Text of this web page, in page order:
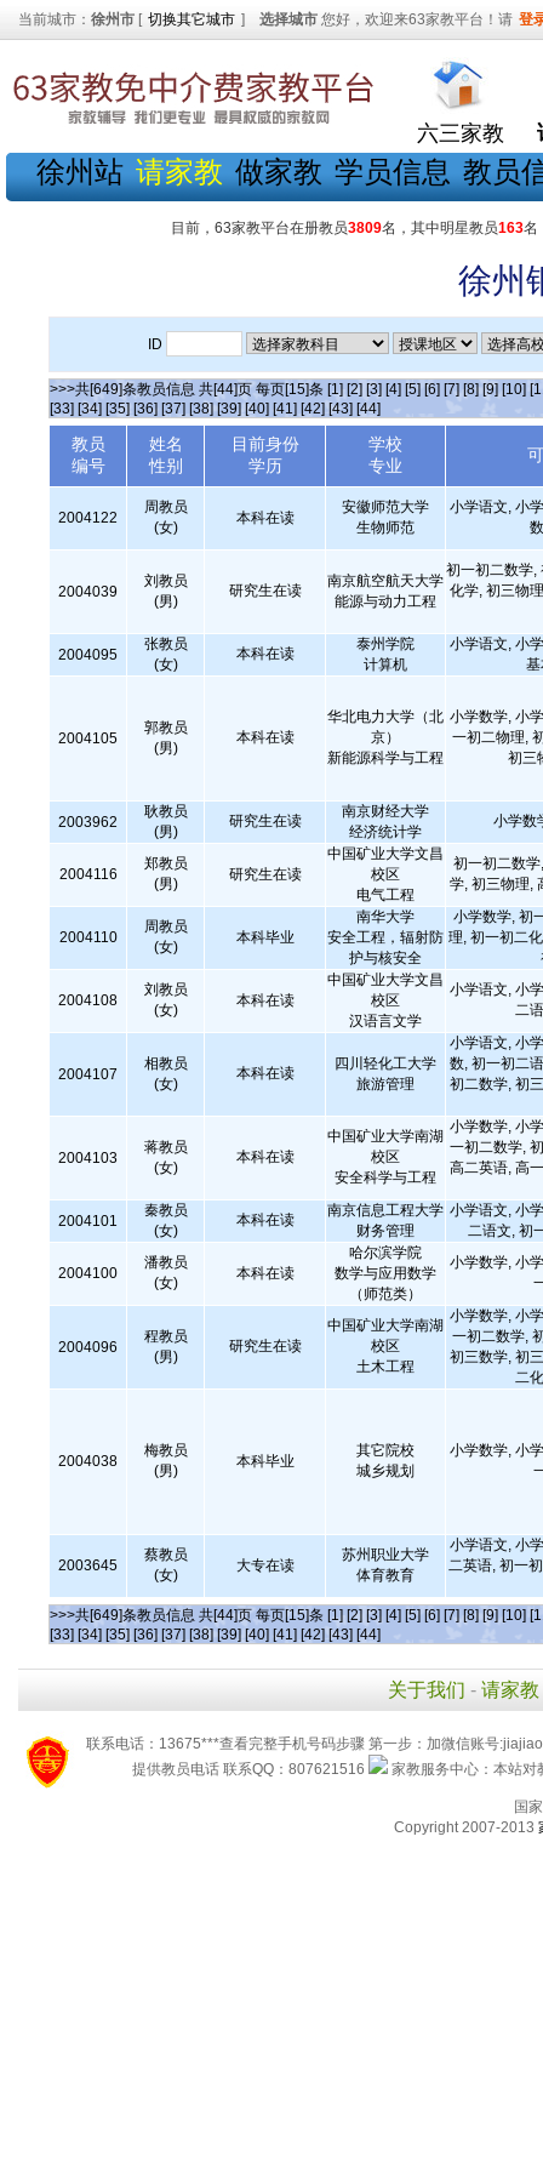
当前城市： 徐州市 [ 切换其它城市 ] 选择城市 您好，欢迎来63家教平台！请 登
六三家教
徐州站 请家教 做家教 学员信息 教员
目前，63家教平台在册教员3809名，其中明星教员163名
徐州
ID
>>>共[649]条教员信息 共[44]页 每页[15]条 [1] [2] [3] [4] [5] [6] [7] [8] [9] [10]
[33] [34] [35] [36] [37] [38] [39] [40] [41] [42] [43] [44]
教员
编号
姓名
性别
目前身份
学历
学校
专业
2004122
周教员
(女)
本科在读
安徽师范大学
生物师范
小学语文, 小
2004039
刘教员
(男)
研究生在读
南京航空航天大学
能源与动力工程
初一初二数学,
化学, 初三物
2004095
张教员
(女)
本科在读
泰州学院
计算机
小学语文, 小
2004105
郭教员
(男)
本科在读
华北电力大学（北
京）
新能源科学与工程
小学数学, 小
一初二物理,
初三
2003962
耿教员
(男)
研究生在读
南京财经大学
经济统计学
小学数
2004116
郑教员
(男)
研究生在读
中国矿业大学文昌
校区
电气工程
初一初二数
学, 初三物理,
2004110
周教员
(女)
本科毕业
南华大学
安全工程，辐射防
护与核安全
小学数学, 初
理, 初一初二
2004108
刘教员
(女)
本科在读
中国矿业大学文昌
校区
汉语言文学
小学语文, 小
二
2004107
相教员
(女)
本科在读
四川轻化工大学
旅游管理
小学语文, 小
数, 初一初二
初二数学, 初
2004103
蒋教员
(女)
本科在读
中国矿业大学南湖
校区
安全科学与工程
小学数学, 小
一初二数学,
高二英语, 高
2004101
秦教员
(女)
本科在读
南京信息工程大学
财务管理
小学语文, 小
二语文, 初
2004100
潘教员
(女)
本科在读
哈尔滨学院
数学与应用数学
（师范类）
小学数学, 小
2004096
程教员
(男)
研究生在读
中国矿业大学南湖
校区
土木工程
小学数学, 小
一初二数学,
初三数学, 初
二
2004038
梅教员
(男)
本科毕业
其它院校
城乡规划
小学数学, 小
2003645
蔡教员
(女)
大专在读
苏州职业大学
体育教育
小学语文, 小
二英语, 初一
>>>共[649]条教员信息 共[44]页 每页[15]条 [1] [2] [3] [4] [5] [6] [7] [8] [9] [10]
[33] [34] [35] [36] [37] [38] [39] [40] [41] [42] [43] [44]
关于我们 - 请家教
联系电话：13675***查看完整手机号码步骤 第一步：加微信账号
提供教员电话 联系QQ：807621516
家教服务中心：本站
国
Copyright 2007-2013